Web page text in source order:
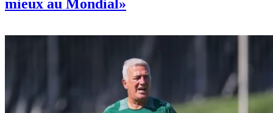
mieux au Mondial»